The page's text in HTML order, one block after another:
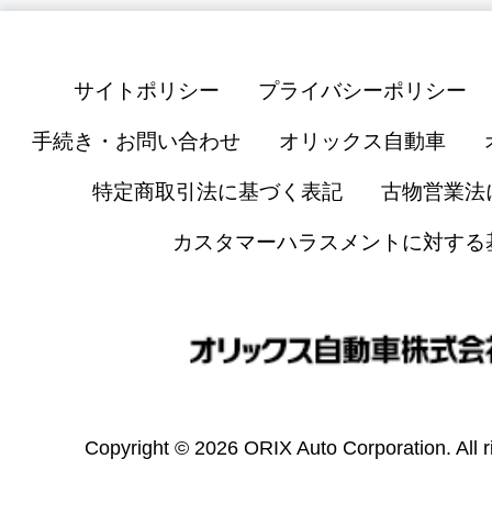
サイトポリシー プライバシーポリシー
手続き・お問い合わせ オリックス自動車
特定商取引法に基づく表記 古物営業法
カスタマーハラスメントに対する
Copyright © 2026 ORIX Auto Corporation. All